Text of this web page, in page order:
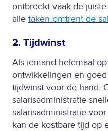
ontbreekt vaak de
alle taken omtrent de
2. Tijdwinst
Als iemand helemaal
ontwikkelingen en
tijdwinst voor de hand.
salarisadministratie
salarisadministratie
kan de kostbare tijd op